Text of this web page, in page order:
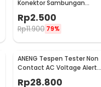
Konektor Sambungan
- GTB6
Rp2.500
Rp11.900 79%
ANENG Tespen Tester Non
Contact AC Voltage Alert
Detector 12-1000V - VD802
Rp28.800